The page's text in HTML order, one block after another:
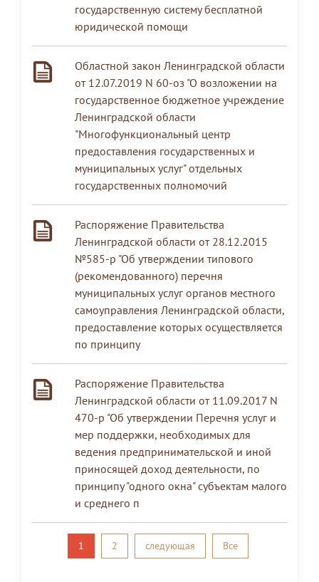
государственную систему бесплатной
юридической помощи
Областной закон Ленинградской области
от 12.07.2019 N 60-оз "О возложении на
государственное бюджетное учреждение
Ленинградской области
"Многофункциональный центр
предоставления государственных и
муниципальных услуг" отдельных
государственных полномочий
Распоряжение Правительства
Ленинградской области от 28.12.2015
№585-р "Об утверждении типового
(рекомендованного) перечня
муниципальных услуг органов местного
самоуправления Ленинградской области,
предоставление которых осуществляется
по принципу
Распоряжение Правительства
Ленинградской области от 11.09.2017 N
470-р "Об утверждении Перечня услуг и
мер поддержки, необходимых для
ведения предпринимательской и иной
приносящей доход деятельности, по
принципу "одного окна" субъектам малого
и среднего п
1 2 следующая Все